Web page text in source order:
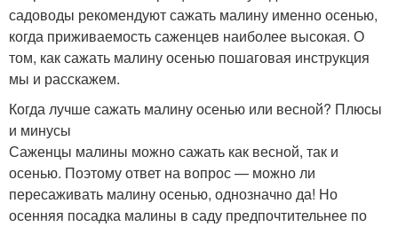
садоводы рекомендуют сажать малину именно осенью,
когда приживаемость саженцев наиболее высокая. О
том, как сажать малину осенью пошаговая инструкция
мы и расскажем.
Когда лучше сажать малину осенью или весной? Плюсы
и минусы
Саженцы малины можно сажать как весной, так и
осенью. Поэтому ответ на вопрос — можно ли
пересаживать малину осенью, однозначно да! Но
осенняя посадка малины в саду предпочтительнее по